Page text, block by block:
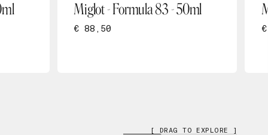
Miglot - Formula 83 - 50ml
€ 88,50
[ DRAG TO EXPLORE ]